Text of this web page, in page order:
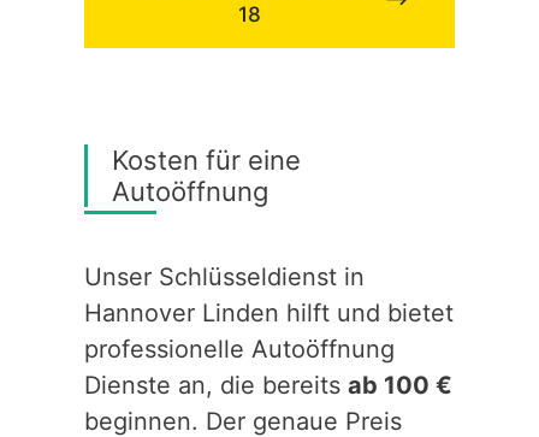
18
Kosten für eine
Autoöffnung
Unser Schlüsseldienst in
Hannover Linden hilft und bietet
professionelle Autoöffnung
Dienste an, die bereits ab 100 €
beginnen. Der genaue Preis